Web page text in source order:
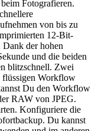
Fotografieren.
von bis zu
12-Bit-
der hohen
und die beiden
blitzschnell. Zwei
flüssigen Workflow
Du den Workflow
RAW von JPEG.
Konfiguriere die
Du kannst